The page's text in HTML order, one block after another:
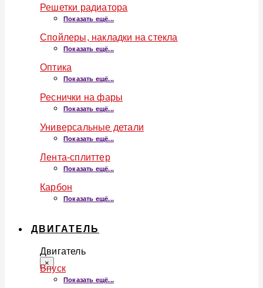
Решетки радиатора
Показать ещё...
Спойлеры, накладки на стекла
Показать ещё...
Оптика
Показать ещё...
Реснички на фары
Показать ещё...
Универсальные детали
Показать ещё...
Лента-сплиттер
Показать ещё...
Карбон
Показать ещё...
ДВИГАТЕЛЬ
Двигатель
×
Впуск
Показать ещё...